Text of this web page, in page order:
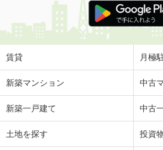
賃貸 月極
新築マンション 中古
新築一戸建て 中古
土地を探す 投資